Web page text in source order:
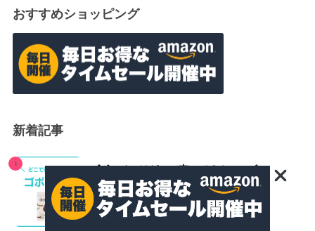
おすすめショッピング
新着記事
ゴボーチェはどこで売ってる？コンビニ・ス
ーパーを徹底調査！通販の最安値も紹介